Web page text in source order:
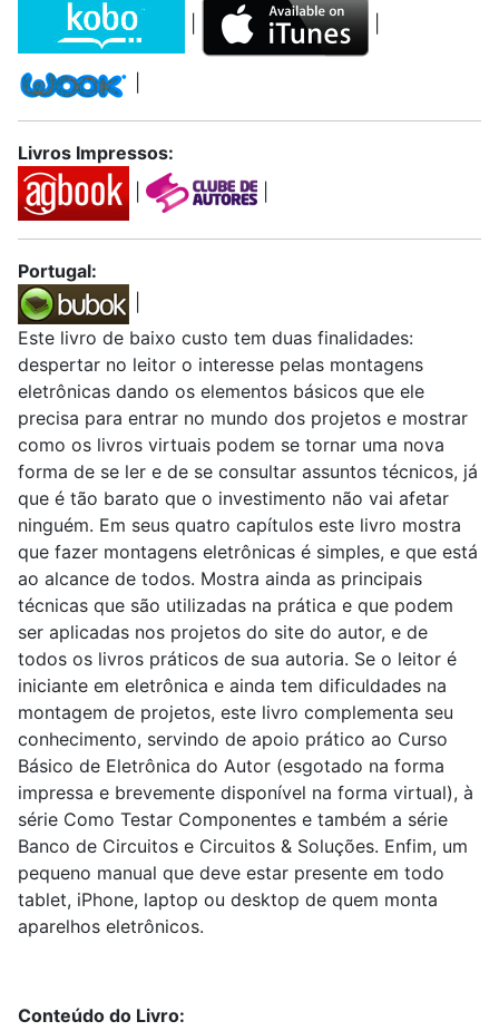
Livros Impressos:
Portugal:
Este livro de baixo custo tem duas finalidades:
despertar no leitor o interesse pelas montagens
eletrônicas dando os elementos básicos que ele
precisa para entrar no mundo dos projetos e mostrar
como os livros virtuais podem se tornar uma nova
forma de se ler e de se consultar assuntos técnicos, já
que é tão barato que o investimento não vai afetar
ninguém. Em seus quatro capítulos este livro mostra
que fazer montagens eletrônicas é simples, e que está
ao alcance de todos. Mostra ainda as principais
técnicas que são utilizadas na prática e que podem
ser aplicadas nos projetos do site do autor, e de
todos os livros práticos de sua autoria. Se o leitor é
iniciante em eletrônica e ainda tem dificuldades na
montagem de projetos, este livro complementa seu
conhecimento, servindo de apoio prático ao Curso
Básico de Eletrônica do Autor (esgotado na forma
impressa e brevemente disponível na forma virtual), à
série Como Testar Componentes e também a série
Banco de Circuitos e Circuitos & Soluções. Enfim, um
pequeno manual que deve estar presente em todo
tablet, iPhone, laptop ou desktop de quem monta
aparelhos eletrônicos.
Conteúdo do Livro: